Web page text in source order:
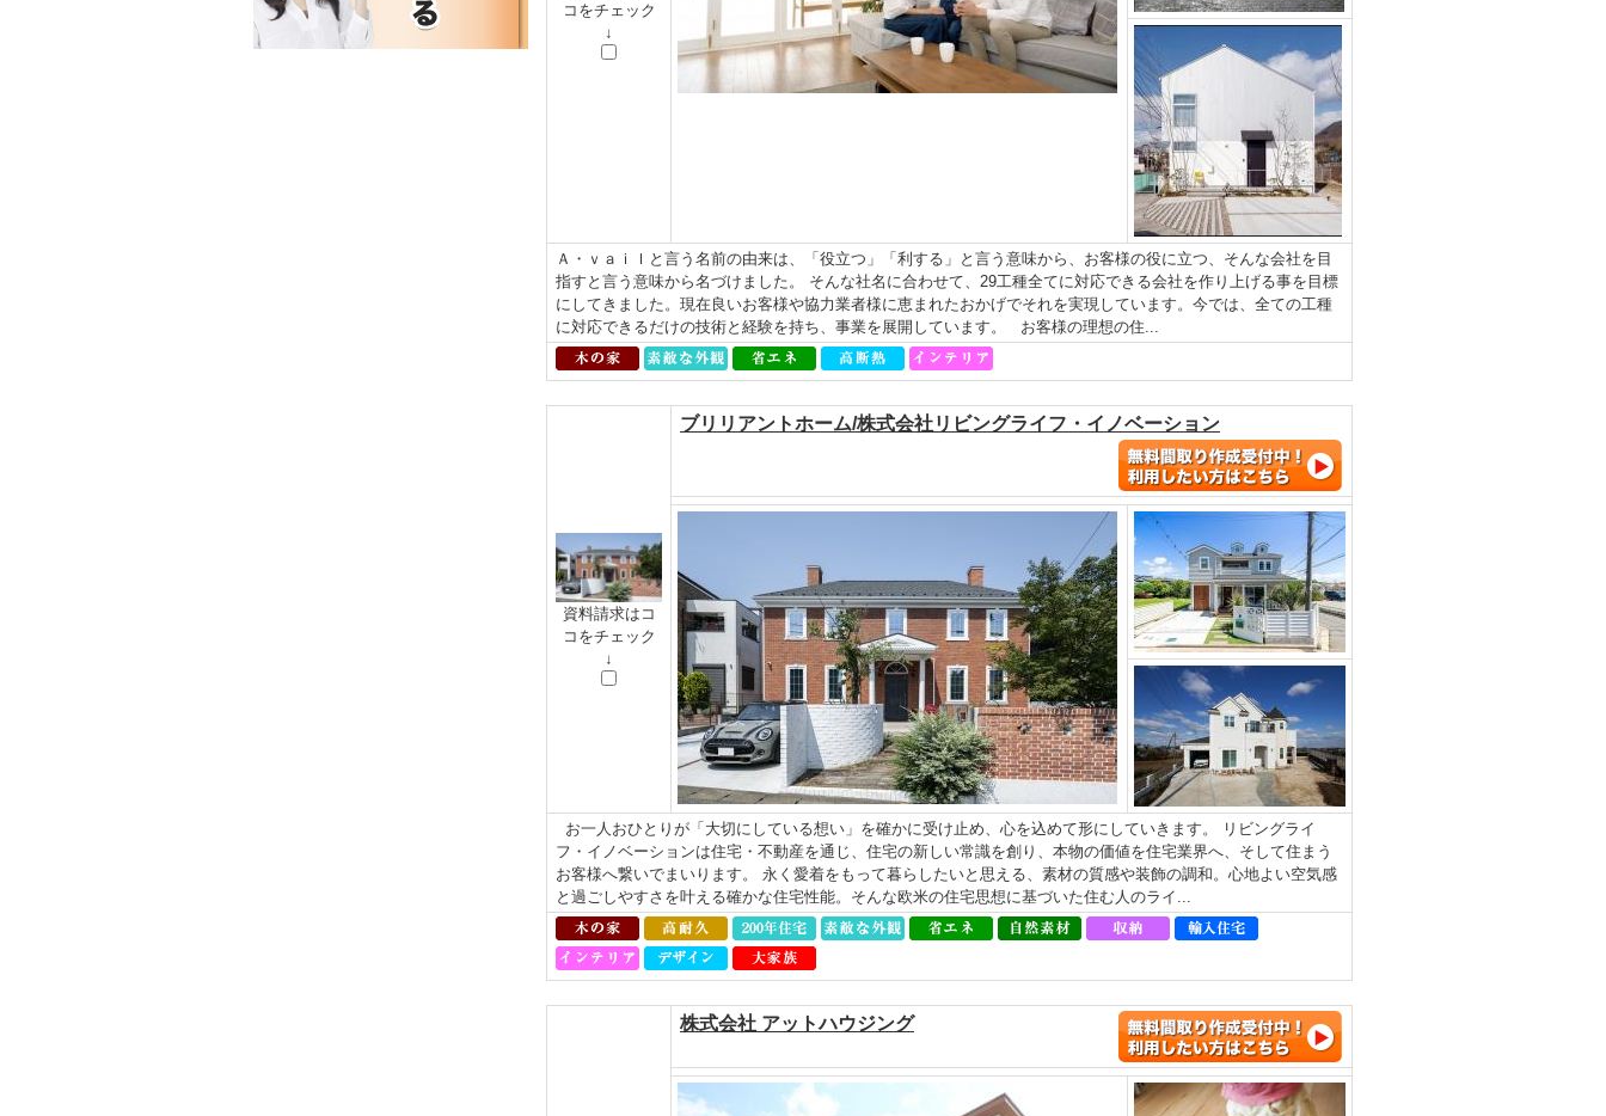
コをチェック
↓
Ａ・ｖａｉｌと言う名前の由来は、「役立つ」「利する」と言う意味から、お客様の役に立つ、そんな会社を目
指すと言う意味から名づけました。 そんな社名に合わせて、29工種全てに対応できる会社を作り上げる事を目標
にしてきました。現在良いお客様や協力業者様に恵まれたおかげでそれを実現しています。今では、全ての工種
に対応できるだけの技術と経験を持ち、事業を展開しています。 お客様の理想の住...
資料請求はコ
コをチェック
↓
ブリリアントホーム/株式会社リビングライフ・イノベーション
お一人おひとりが「大切にしている想い」を確かに受け止め、心を込めて形にしていきます。 リビングライ
フ・イノベーションは住宅・不動産を通じ、住宅の新しい常識を創り、本物の価値を住宅業界へ、そして住まう
お客様へ繋いでまいります。 永く愛着をもって暮らしたいと思える、素材の質感や装飾の調和。⼼地よい空気感
と過ごしやすさを叶える確かな住宅性能。そんな欧⽶の住宅思想に基づいた住む⼈のライ...
株式会社 アットハウジング